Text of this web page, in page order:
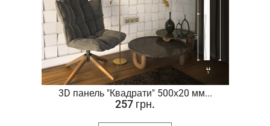
3D панель "Квадрати" 500х20 мм...
257 грн.